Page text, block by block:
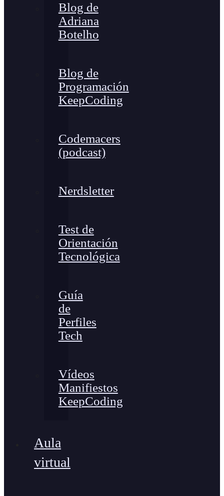
Blog de
Adriana
Botelho
Blog de
Programación
KeepCoding
Codemacers
(podcast)
Nerdsletter
Test de
Orientación
Tecnológica
Guía
de
Perfiles
Tech
Vídeos
Manifiestos
KeepCoding
Aula
virtual